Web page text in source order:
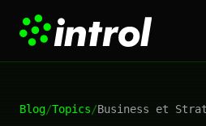
Blog/Topics/Business et